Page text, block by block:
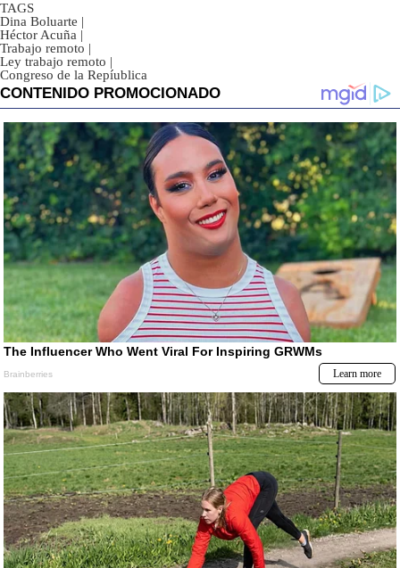
TAGS
Dina Boluarte |
Héctor Acuña |
Trabajo remoto |
Ley trabajo remoto |
Congreso de la Repíublica